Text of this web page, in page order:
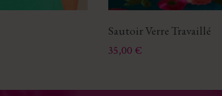
Sautoir Verre Travaillé
Prix
35,00 €